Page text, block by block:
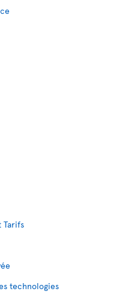
Tarifs
technologies